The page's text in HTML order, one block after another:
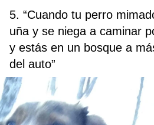
5. “Cuando tu perro
uña y se niega a caminar
y estás en un bosque a
del auto”